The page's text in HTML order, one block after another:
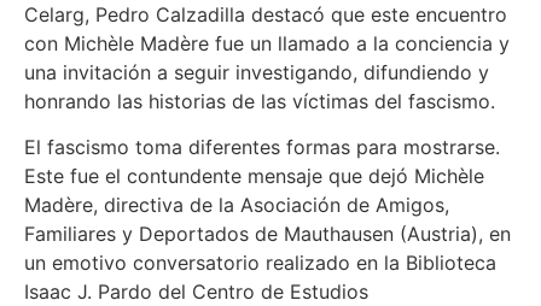
Celarg, Pedro Calzadilla destacó que este encuentro
con Michèle Madère fue un llamado a la conciencia y
una invitación a seguir investigando, difundiendo y
honrando las historias de las víctimas del fascismo.
El fascismo toma diferentes formas para mostrarse.
Este fue el contundente mensaje que dejó Michèle
Madère, directiva de la Asociación de Amigos,
Familiares y Deportados de Mauthausen (Austria), en
un emotivo conversatorio realizado en la Biblioteca
Isaac J. Pardo del Centro de Estudios